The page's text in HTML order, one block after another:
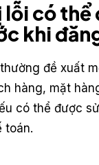
lỗi có thể
khi
đề xuất
hàng, mặt
có thể được
toán.